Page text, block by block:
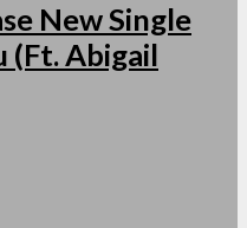
New Single
(Ft. Abigail